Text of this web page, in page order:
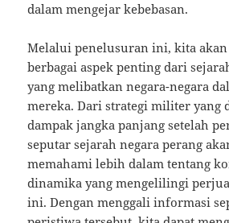
dalam mengejar kebebasan.
Melalui penelusuran ini, kita
berbagai aspek penting dari
yang melibatkan negara-negara
mereka. Dari strategi militer yang
dampak jangka panjang setelah
seputar sejarah negara perang
memahami lebih dalam tentang
dinamika yang mengelilingi
ini. Dengan menggali informasi